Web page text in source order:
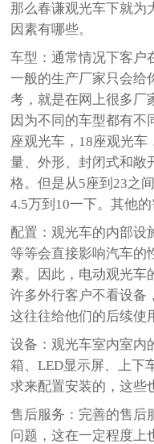
那么春谦观光车下就为
因素有哪些。
车型：通常情况下客户
一般的生产厂家只会给
考，就是在网上很多厂
因为不同的车型都有不
座观光车，18座观光车
量、外形、封闭式和敞
格。但是从5座到23之
4.5万到10一下。其他
配置：观光车的内部设
等等会直接影响汽车的
素。因此，电动观光车
许多外行客户不看设备
这往往给他们的后续使
设备：观光车室内室内
箱、LED显示屏、上下
求来配置安装的，这些
售后服务：完善的售后
问题，这在一定程度上